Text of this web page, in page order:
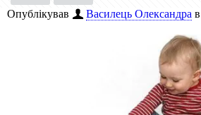
Опублікував Василець Олександра в